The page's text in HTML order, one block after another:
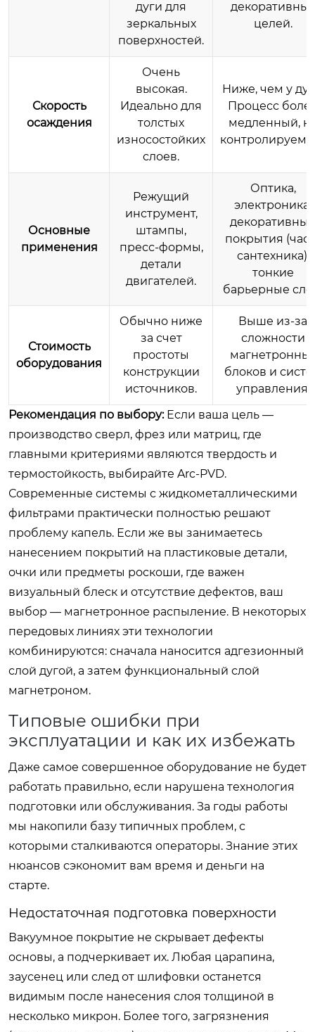
дуги для
зеркальных
поверхностей.
декоративных
целей.
Скорость
осаждения
Очень
высокая.
Идеально для
толстых
износостойких
слоев.
Ниже, чем у
Процесс
медленный,
Основные
применения
Режущий
инструмент,
штампы,
пресс-формы,
детали
двигателей.
Оптика,
электроника,
декоративные
покрытия
сантехника),
тонкие
барьерные
Стоимость
оборудования
Обычно ниже
за счет
простоты
конструкции
источников.
Выше из-за
сложности
блоков и
управления.
Рекомендация по выбору:Если ваша цель —
производство сверл, фрез или матриц, где
главными критериями являются твердость и
термостойкость, выбирайте Arc-PVD.
Современные системы с жидкометаллическими
фильтрами практически полностью решают
проблему капель. Если же вы занимаетесь
нанесением покрытий на пластиковые детали,
очки или предметы роскоши, где важен
визуальный блеск и отсутствие дефектов, ваш
выбор — магнетронное распыление. В некоторых
передовых линиях эти технологии
комбинируются: сначала наносится адгезионный
слой дугой, а затем функциональный слой
магнетроном.
Типовые ошибки при
эксплуатации и как их избежать
Даже самое совершенное оборудование не будет
работать правильно, если нарушена технология
подготовки или обслуживания. За годы работы
мы накопили базу типичных проблем, с
которыми сталкиваются операторы. Знание этих
нюансов сэкономит вам время и деньги на
старте.
Недостаточная подготовка поверхности
Вакуумное покрытие не скрывает дефекты
основы, а подчеркивает их. Любая царапина,
заусенец или след от шлифовки останется
видимым после нанесения слоя толщиной в
несколько микрон. Более того, загрязнения